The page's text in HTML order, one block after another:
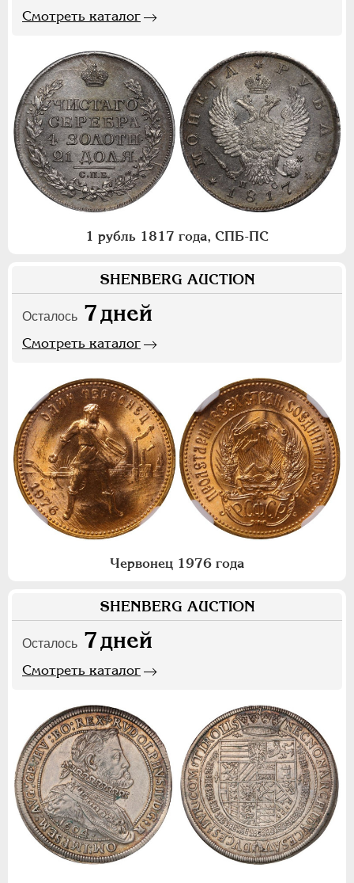
Смотреть каталог
1 рубль 1817 года, СПБ-ПС
SHENBERG AUCTION
Осталось 7дней
Смотреть каталог
Червонец 1976 года
SHENBERG AUCTION
Осталось 7дней
Смотреть каталог